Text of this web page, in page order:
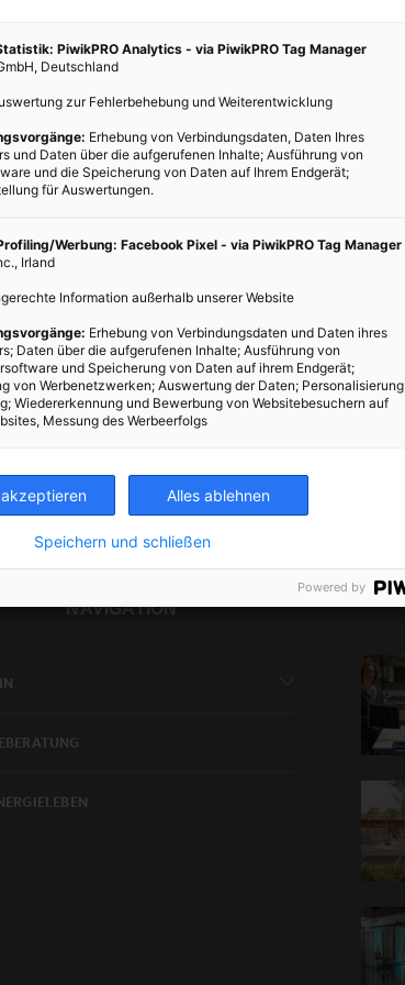
NAVIGATION
PiwikPRO Analytics - via PiwikPRO Tag Manager
Deutschland
zur Fehlerbehebung und Weiterentwicklung
Erhebung von Verbindungsdaten, Daten Ihres
und Daten über die aufgerufenen Inhalte; Ausführung von
und die Speicherung von Daten auf Ihrem Endgerät;
für Auswertungen.
Werbung: Facebook Pixel - via PiwikPRO Tag Manager
Irland
Information außerhalb unserer Website
Erhebung von Verbindungsdaten und Daten ihres
Daten über die aufgerufenen Inhalte; Ausführung von
und Speicherung von Daten auf ihrem Endgerät;
von Werbenetzwerken; Auswertung der Daten; Personalisierung
Wiedererkennung und Bewerbung von Websitebesuchern auf
Messung des Werbeerfolgs
akzeptieren Alles ablehnen
Speichern und schließen
Powered by